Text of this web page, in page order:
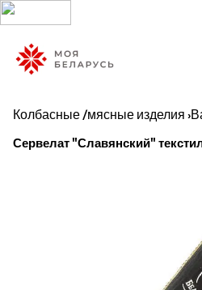
Колбасные /мясные изделия ›
Сервелат "Славянский"